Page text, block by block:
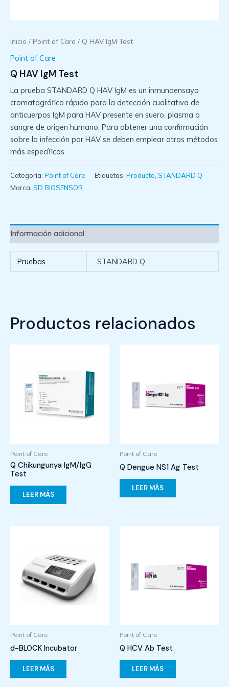
Inicio / Point of Care / Q HAV IgM Test
Point of Care
Q HAV IgM Test
La prueba STANDARD Q HAV IgM es un inmunoensayo
cromatográfico rápido para la detección cualitativa de
anticuerpos IgM para HAV presente en suero, plasma o
sangre de origen humano. Para obtener una confirmación
sobre la infección por HAV se deben emplear otros métodos
más específicos
Categoría: Point of Care Etiquetas: Producto, STANDARD Q
Marca: SD BIOSENSOR
Información adicional
Pruebas STANDARD Q
Productos relacionados
Point of Care
Q Chikungunya IgM/IgG
Test
LEER MÁS
Point of Care
Q Dengue NS1 Ag Test
LEER MÁS
Point of Care
d-BLOCK Incubator
LEER MÁS
Point of Care
Q HCV Ab Test
LEER MÁS